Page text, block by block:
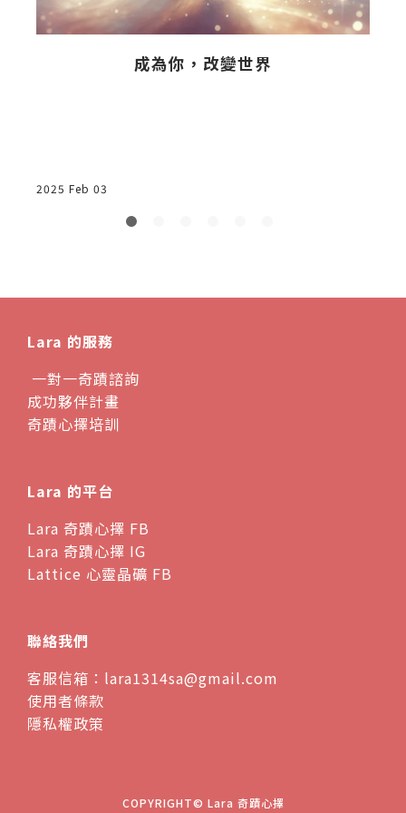
成為你，改變世界
2025 Feb 03
Lara 的服務
一對一奇蹟諮詢
成功夥伴計畫
奇蹟心擇培訓
Lara 的平台
Lara 奇蹟心擇 FB
Lara 奇蹟心擇 IG
Lattice 心靈晶礦 FB
聯絡我們
客服信箱：lara1314sa@gmail.com
使用者條款
隱私權政策